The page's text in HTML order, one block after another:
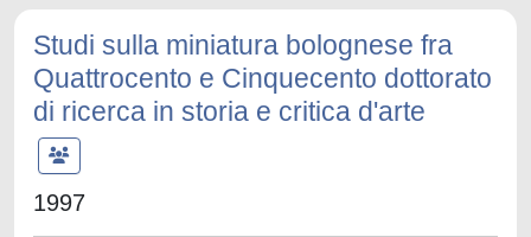
Studi sulla miniatura bolognese fra
Quattrocento e Cinquecento dottorato
di ricerca in storia e critica d'arte
1997